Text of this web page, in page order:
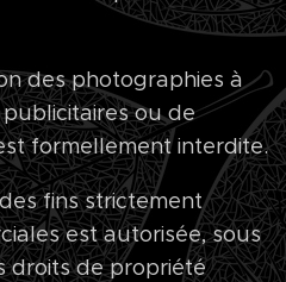
des photographies à
ou de
formellement interdite.
fins strictement
est autorisée, sous
droits de propriété